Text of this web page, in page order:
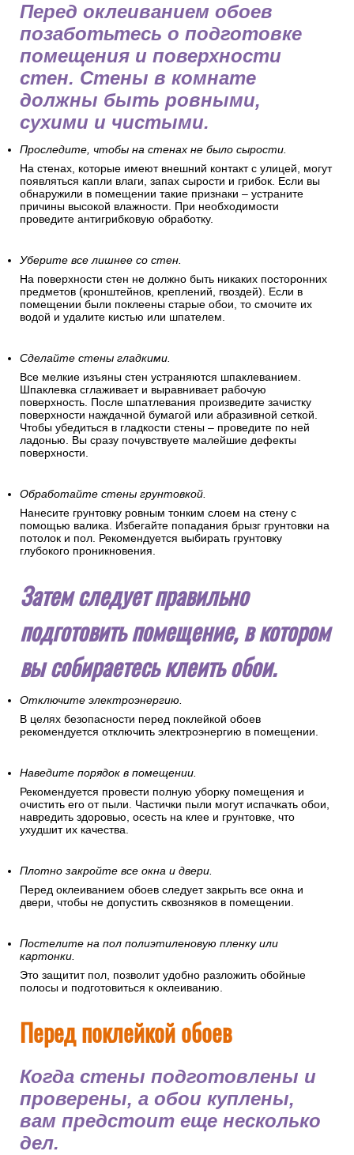
Перед оклеиванием обоев
позаботьтесь о подготовке
помещения и поверхности
стен. Стены в комнате
должны быть ровными,
сухими и чистыми.
Проследите, чтобы на стенах не было сырости.
На стенах, которые имеют внешний контакт с улицей, могут
появляться капли влаги, запах сырости и грибок. Если вы
обнаружили в помещении такие признаки – устраните
причины высокой влажности. При необходимости
проведите антигрибковую обработку.
Уберите все лишнее со стен.
На поверхности стен не должно быть никаких посторонних
предметов (кронштейнов, креплений, гвоздей). Если в
помещении были поклеены старые обои, то смочите их
водой и удалите кистью или шпателем.
Сделайте стены гладкими.
Все мелкие изъяны стен устраняются шпаклеванием.
Шпаклевка сглаживает и выравнивает рабочую
поверхность. После шпатлевания произведите зачистку
поверхности наждачной бумагой или абразивной сеткой.
Чтобы убедиться в гладкости стены – проведите по ней
ладонью. Вы сразу почувствуете малейшие дефекты
поверхности.
Обработайте стены грунтовкой.
Нанесите грунтовку ровным тонким слоем на стену с
помощью валика. Избегайте попадания брызг грунтовки на
потолок и пол. Рекомендуется выбирать грунтовку
глубокого проникновения.
Затем следует правильно
подготовить помещение, в котором
вы собираетесь клеить обои.
Отключите электроэнергию.
В целях безопасности перед поклейкой обоев
рекомендуется отключить электроэнергию в помещении.
Наведите порядок в помещении.
Рекомендуется провести полную уборку помещения и
очистить его от пыли. Частички пыли могут испачкать обои,
навредить здоровью, осесть на клее и грунтовке, что
ухудшит их качества.
Плотно закройте все окна и двери.
Перед оклеиванием обоев следует закрыть все окна и
двери, чтобы не допустить сквозняков в помещении.
Постелите на пол полиэтиленовую пленку или
картонки.
Это защитит пол, позволит удобно разложить обойные
полосы и подготовиться к оклеиванию.
Перед поклейкой обоев
Когда стены подготовлены и
проверены, а обои куплены,
вам предстоит еще несколько
дел.